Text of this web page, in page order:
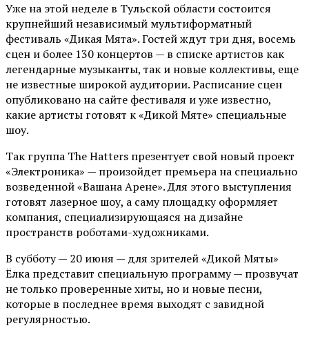
Уже на этой неделе в Тульской области состоится
крупнейший независимый мультиформатный
фестиваль «Дикая Мята». Гостей ждут три дня, восемь
сцен и более 130 концертов — в списке артистов как
легендарные музыканты, так и новые коллективы, еще
не известные широкой аудитории. Расписание сцен
опубликовано на сайте фестиваля и уже известно,
какие артисты готовят к «Дикой Мяте» специальные
шоу.
Так группа The Hatters презентует свой новый проект
«Электроника» — произойдет премьера на специально
возведенной «Вашана Арене». Для этого выступления
готовят лазерное шоу, а саму площадку оформляет
компания, специализирующаяся на дизайне
пространств роботами-художниками.
В субботу — 20 июня — для зрителей «Дикой Мяты»
Ёлка представит специальную программу — прозвучат
не только проверенные хиты, но и новые песни,
которые в последнее время выходят с завидной
регулярностью.